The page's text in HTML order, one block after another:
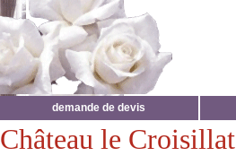
demande de devis
Château le Croisillat